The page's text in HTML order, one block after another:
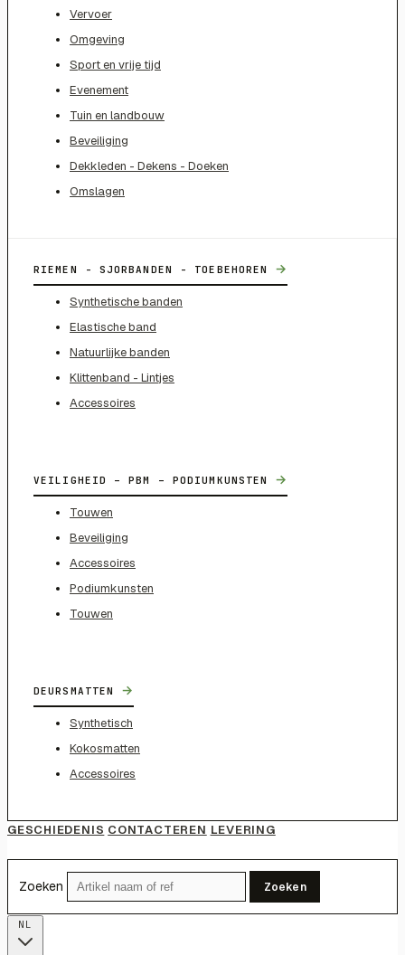
Vervoer
Omgeving
Sport en vrije tijd
Evenement
Tuin en landbouw
Beveiliging
Dekkleden - Dekens - Doeken
Omslagen
RIEMEN - SJORBANDEN - TOEBEHOREN →
Synthetische banden
Elastische band
Natuurlijke banden
Klittenband - Lintjes
Accessoires
VEILIGHEID – PBM – PODIUMKUNSTEN →
Touwen
Beveiliging
Accessoires
Podiumkunsten
Touwen
DEURSMATTEN →
Synthetisch
Kokosmatten
Accessoires
GESCHIEDENIS CONTACTEREN LEVERING
Zoeken Zoeken